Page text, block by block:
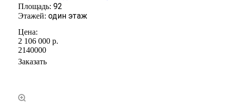
92
один этаж
2 106 000 р.
2140000
Заказать